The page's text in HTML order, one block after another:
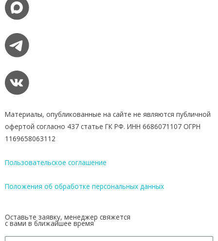
Материалы, опубликованные на сайте не являются публичной
офертой согласно 437 статье ГК РФ. ИНН 6686071107 ОГРН
1169658063112
Пользовательское соглашение
Положения об обработке персональных данных
Оставьте заявку, менеджер свяжется
с вами в ближайшее время